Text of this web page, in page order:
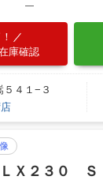
―
庫確認
５４１−３
Ｘ２３０ Ｓ